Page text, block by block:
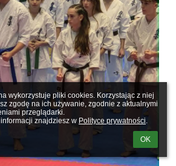
wykorzystuje pliki cookies. Korzystając z niej
zgodę na ich używanie, zgodnie z aktualnymi
przeglądarki.
znajdziesz w Polityce prywatności.
OK